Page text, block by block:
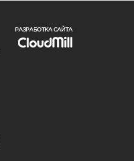
РАЗРАБОТКА САЙТА